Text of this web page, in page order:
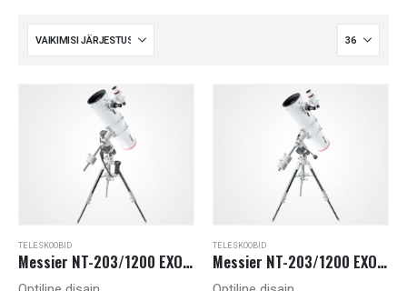
TELESKOOBID
Messier NT-203/1200 EXOS-2 GOTO
TELESKOOBID
Messier NT-203/1200 EXOS-2